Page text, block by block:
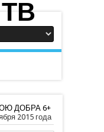
ДОБРА 6+
2015 года